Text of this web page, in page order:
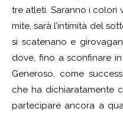
tre atleti. Saranno i colori
mite, sarà l’intimità del
si scatenano e
dove, fino a sconfinare
Generoso, come
che ha dichiaratamente
partecipare ancora a